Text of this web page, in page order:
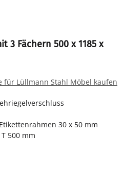
3 Fächern 500 x 1185 x
für Lüllmann Stahl Möbel kaufen
30 x 50 mm
500 mm